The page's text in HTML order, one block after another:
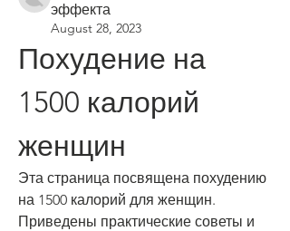
эффекта
August 28, 2023
Похудение на
1500 калорий
женщин
Эта страница посвящена похудению
на 1500 калорий для женщин.
Приведены практические советы и